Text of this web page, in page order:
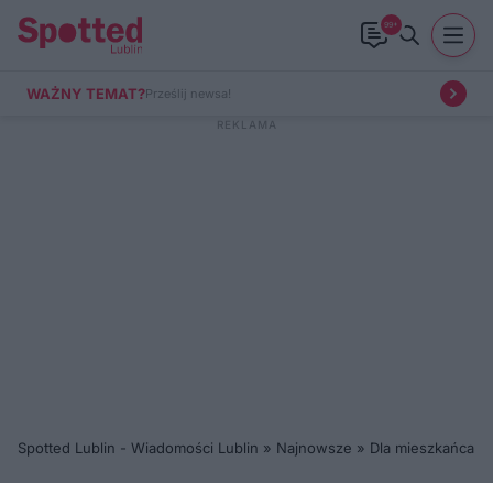
99+
WAŻNY TEMAT?Prześlij newsa!
Spotted Lublin - Wiadomości Lublin » Najnowsze » Dla mieszkańca